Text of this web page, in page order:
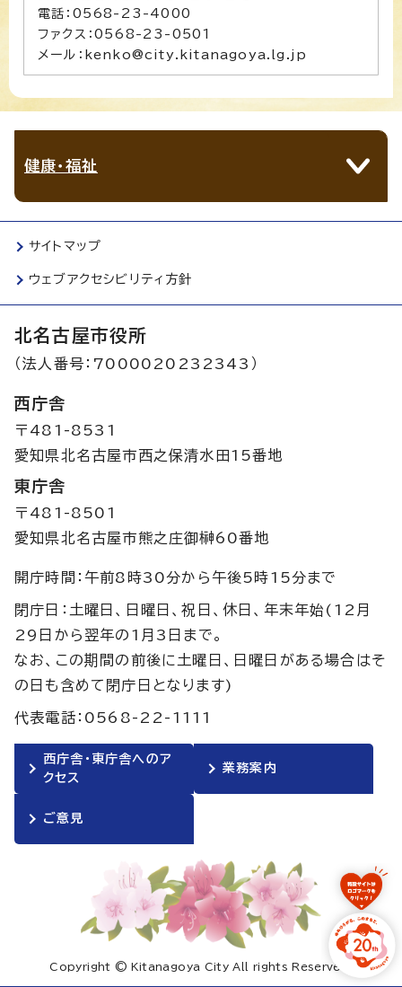
電話：0568-23-4000
ファクス：0568-23-0501
メール：kenko@city.kitanagoya.lg.jp
健康・福祉
サイトマップ
ウェブアクセシビリティ方針
北名古屋市役所
（法人番号：7000020232343）
西庁舎
〒481-8531
愛知県北名古屋市西之保清水田15番地
東庁舎
〒481-8501
愛知県北名古屋市熊之庄御榊60番地
開庁時間：午前8時30分から午後5時15分まで
閉庁日：土曜日、日曜日、祝日、休日、年末年始(12月
29日から翌年の1月3日まで。
なお、この期間の前後に土曜日、日曜日がある場合はそ
の日も含めて閉庁日となります)
代表電話：0568-22-1111
西庁舎・東庁舎へのア
クセス
業務案内
ご意見
Copyright © Kitanagoya City All rights Reserved.